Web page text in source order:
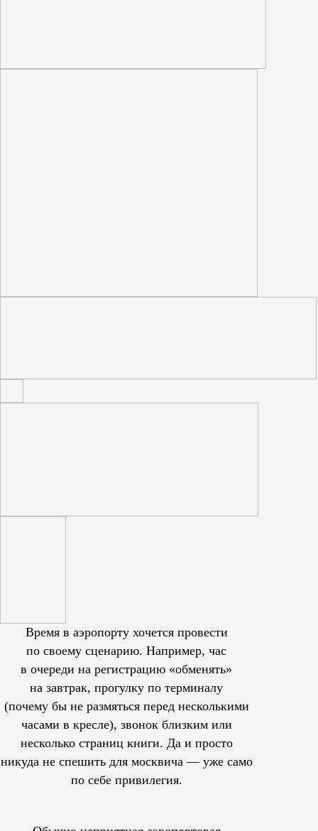
Время в аэропорту хочется провести
по своему сценарию. Например, час
в очереди на регистрацию «обменять»
на завтрак, прогулку по терминалу
(почему бы не размяться перед несколькими
часами в кресле), звонок близким или
несколько страниц книги. Да и просто
никуда не спешить для москвича — уже само
по себе привилегия.